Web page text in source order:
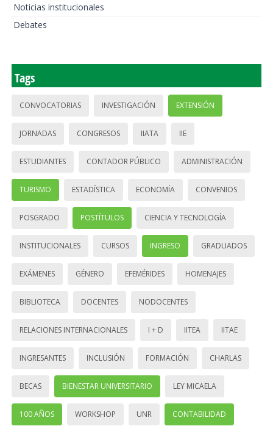
Noticias institucionales
Debates
Tags
CONVOCATORIAS INVESTIGACIÓN EXTENSIÓN
JORNADAS CONGRESOS IIATA IIE
ESTUDIANTES CONTADOR PÚBLICO ADMINISTRACIÓN
TURISMO ESTADÍSTICA ECONOMÍA CONVENIOS
POSGRADO POSTÍTULOS CIENCIA Y TECNOLOGÍA
INSTITUCIONALES CURSOS INGRESO GRADUADOS
EXÁMENES GÉNERO EFEMÉRIDES HOMENAJES
BIBLIOTECA DOCENTES NODOCENTES
RELACIONES INTERNACIONALES I + D IITEA IITAE
INGRESANTES INCLUSIÓN FORMACIÓN CHARLAS
BECAS BIENESTAR UNIVERSITARIO LEY MICAELA
100 AÑOS WORKSHOP UNR CONTABILIDAD